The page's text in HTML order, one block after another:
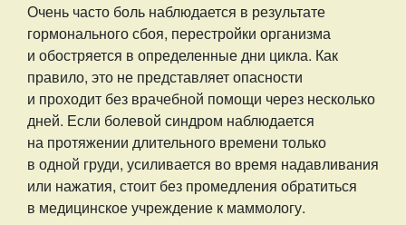
Очень часто боль наблюдается в результате
гормонального сбоя, перестройки организма
и обостряется в определенные дни цикла. Как
правило, это не представляет опасности
и проходит без врачебной помощи через несколько
дней. Если болевой синдром наблюдается
на протяжении длительного времени только
в одной груди, усиливается во время надавливания
или нажатия, стоит без промедления обратиться
в медицинское учреждение к маммологу.